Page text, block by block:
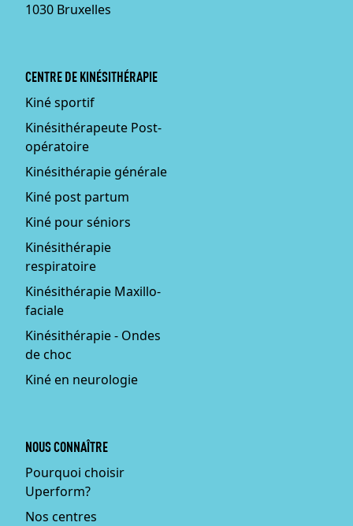
1030 Bruxelles
CENTRE DE KINÉSITHÉRAPIE
Kiné sportif
Kinésithérapeute Post-
opératoire
Kinésithérapie générale
Kiné post partum
Kiné pour séniors
Kinésithérapie
respiratoire
Kinésithérapie Maxillo-
faciale
Kinésithérapie - Ondes
de choc
Kiné en neurologie
NOUS CONNAÎTRE
Pourquoi choisir
Uperform?
Nos centres